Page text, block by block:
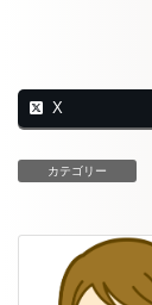
X
カテゴリー